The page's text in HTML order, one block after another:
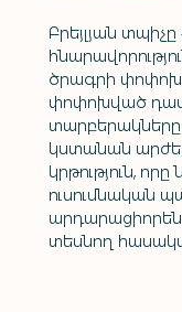
Բրեյլյան
ծրագրի
փոփոխված
կստանան
կրթություն,
ուսումնական
տեսնող